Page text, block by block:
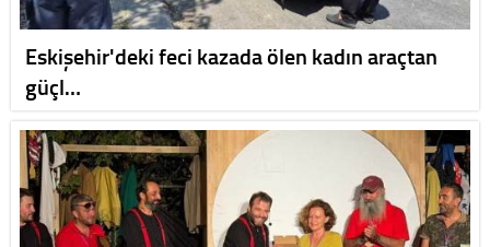
Eskişehir'deki feci kazada ölen kadın araçtan
güçl…